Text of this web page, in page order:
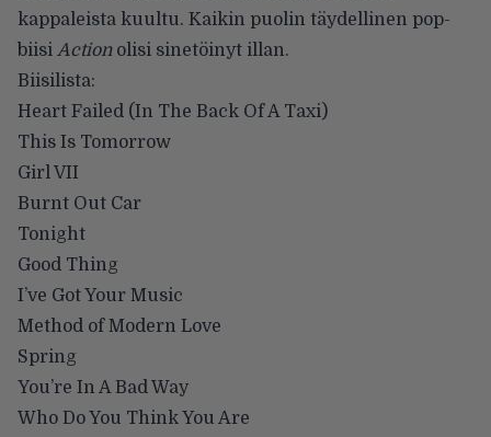
kappaleista kuultu. Kaikin puolin täydellinen pop-
biisi Actionolisi sinetöinyt illan.
Biisilista:
Heart Failed (In The Back Of A Taxi)
This Is Tomorrow
Girl VII
Burnt Out Car
Tonight
Good Thing
I’ve Got Your Music
Method of Modern Love
Spring
You’re In A Bad Way
Who Do You Think You Are